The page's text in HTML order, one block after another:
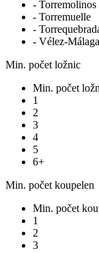
- Torremolinos
- Torremuelle
-
- Vélez-Málaga
Min. počet ložnic
Min. počet
1
2
3
4
5
6+
Min. počet koupelen
Min. počet
1
2
3